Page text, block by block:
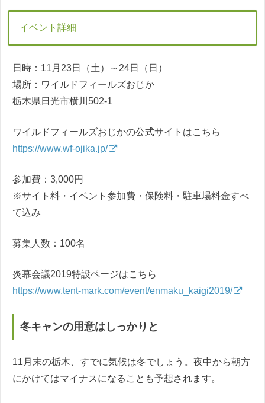
イベント詳細
日時：11月23日（土）～24日（日）
場所：ワイルドフィールズおじか
栃木県日光市横川502-1
ワイルドフィールズおじかの公式サイトはこちら
https://www.wf-ojika.jp/
参加費：3,000円
※サイト料・イベント参加費・保険料・駐車場料金すべ
て込み
募集人数：100名
炎幕会議2019特設ページはこちら
https://www.tent-mark.com/event/enmaku_kaigi2019/
冬キャンの用意はしっかりと
11月末の栃木、すでに気候は冬でしょう。夜中から朝方
にかけてはマイナスになることも予想されます。